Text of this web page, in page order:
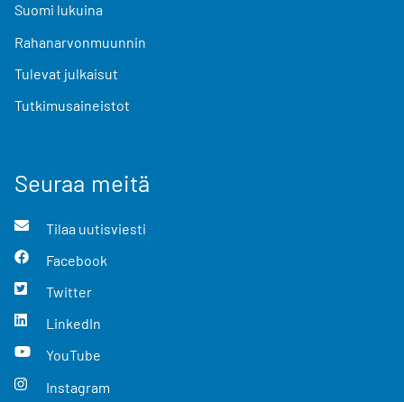
Suomi lukuina
Rahanarvonmuunnin
Tulevat julkaisut
Tutkimusaineistot
Seuraa meitä
Tilaa uutisviesti
Facebook
Twitter
LinkedIn
YouTube
Instagram